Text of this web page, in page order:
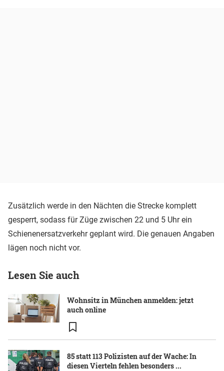
Zusätzlich werde in den Nächten die Strecke komplett
gesperrt, sodass für Züge zwischen 22 und 5 Uhr ein
Schienenersatzverkehr geplant wird. Die genauen Angaben
lägen noch nicht vor.
Lesen Sie auch
Wohnsitz in München anmelden: jetzt
auch online
85 statt 113 Polizisten auf der Wache: In
diesen Vierteln fehlen besonders ...